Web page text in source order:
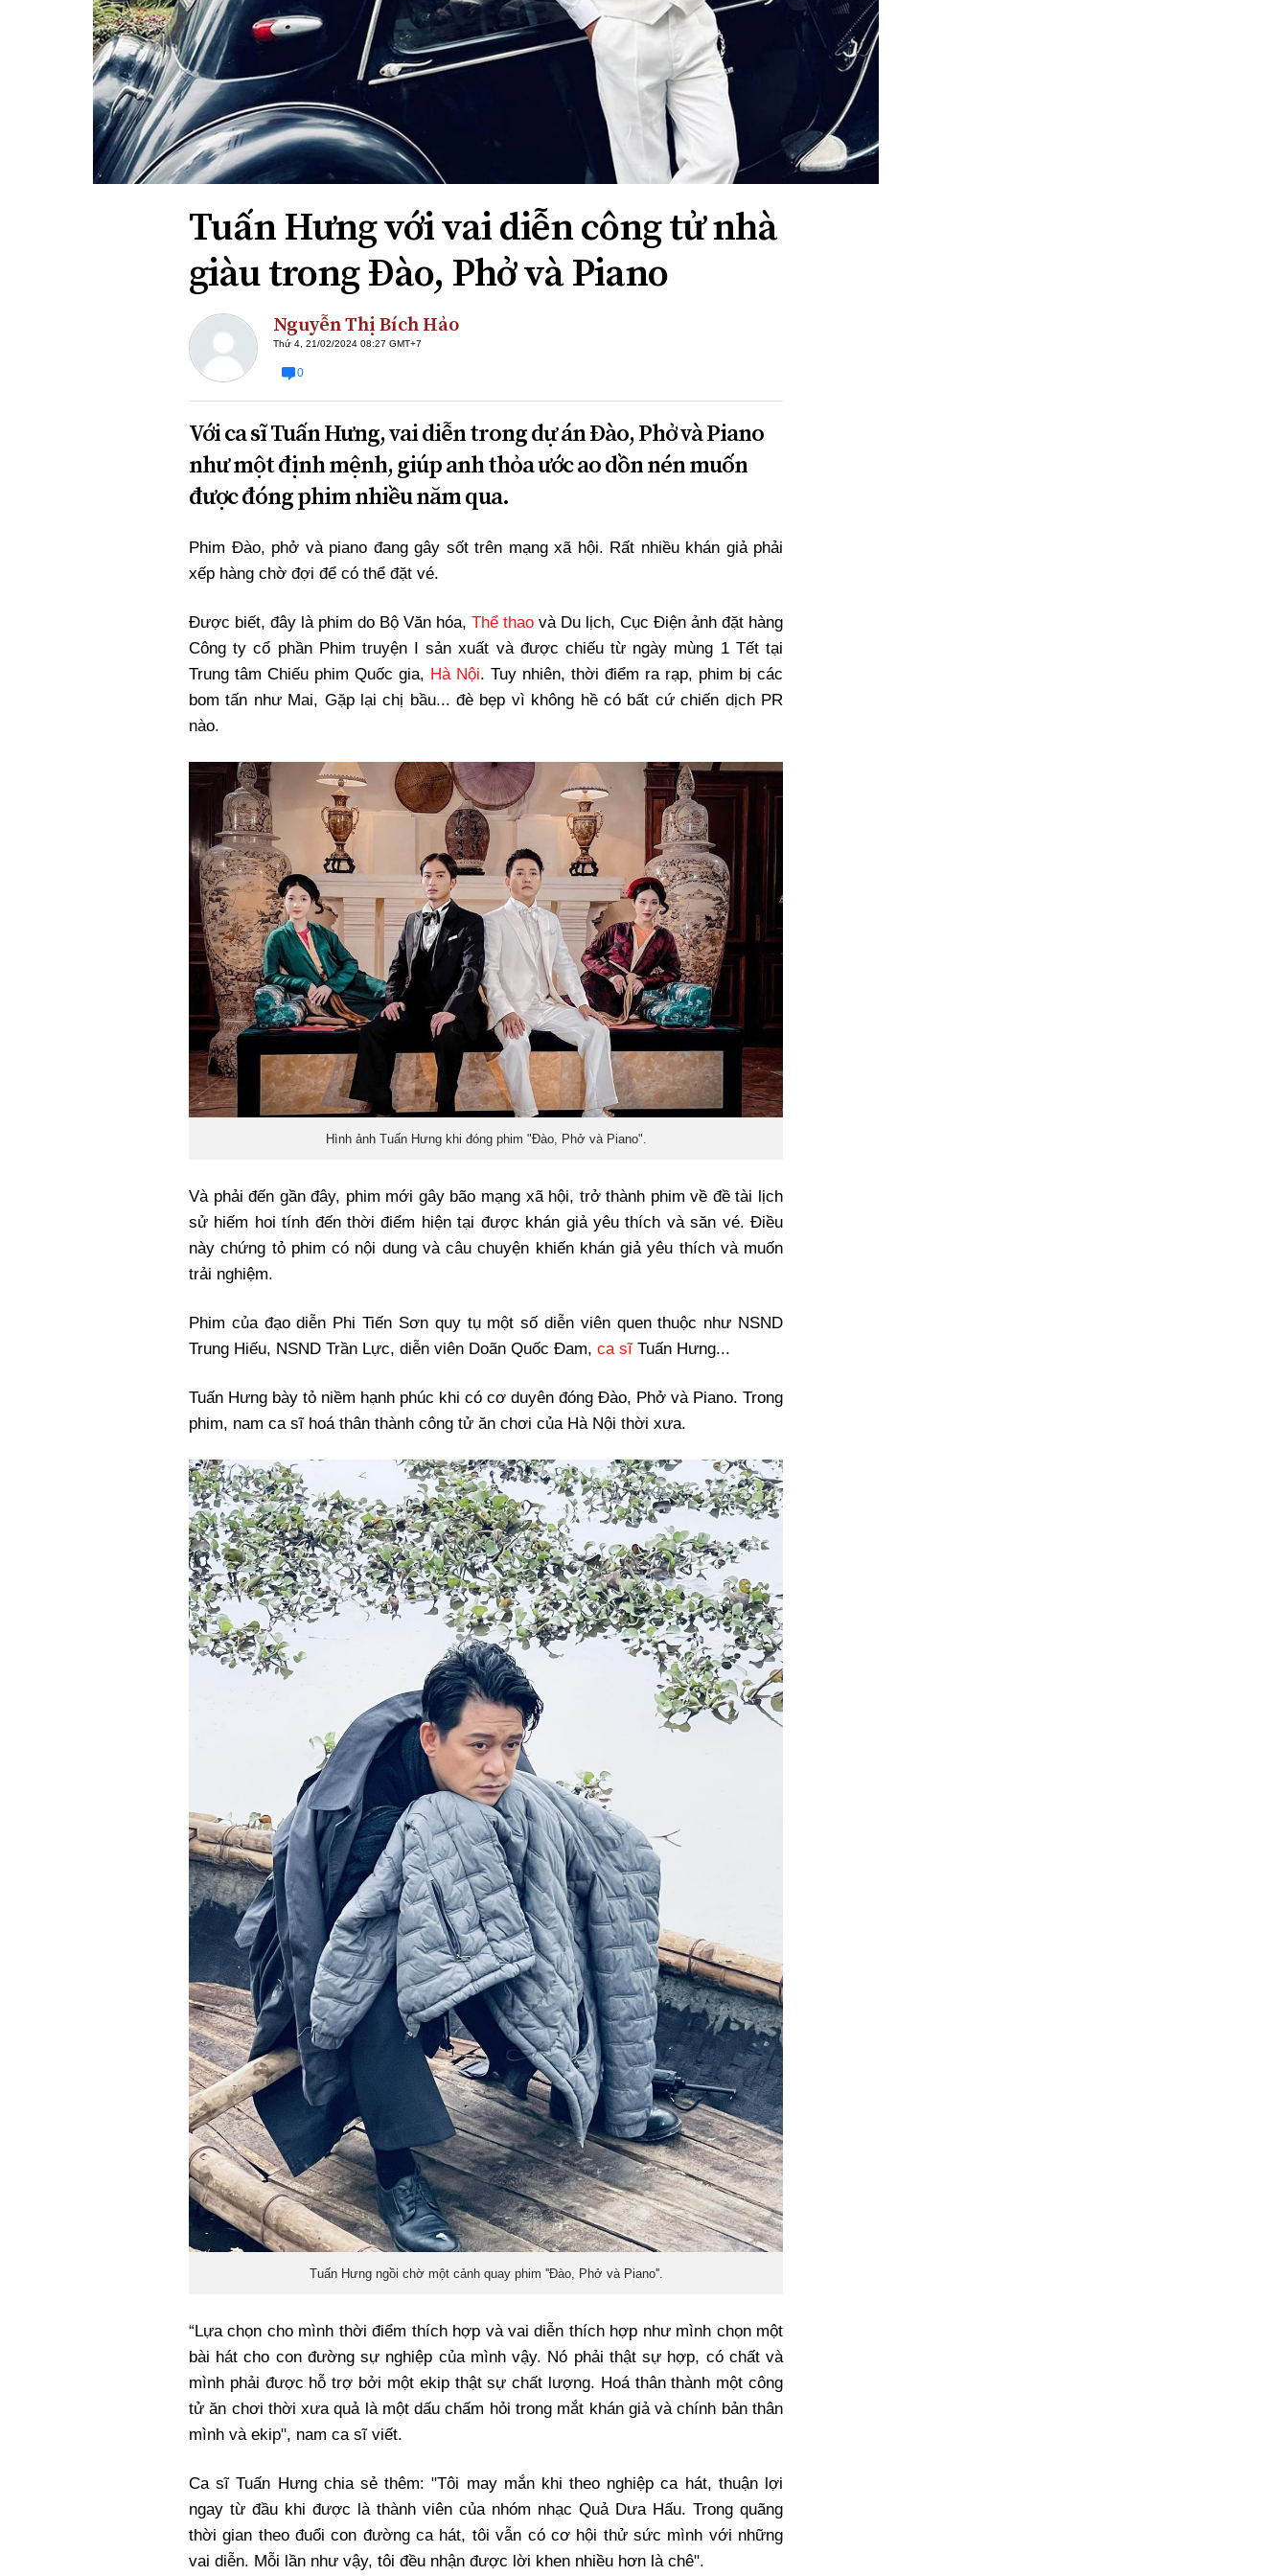
Xi nhan Trái Phải
Bạn đọc viết
Tuấn Hưng với vai diễn công tử nhà
giàu trong Đào, Phở và Piano
Nguyễn Thị Bích Hảo
Thứ 4, 21/02/2024 08:27 GMT+7
0
Với ca sĩ Tuấn Hưng, vai diễn trong dự án Đào, Phở và Piano
như một định mệnh, giúp anh thỏa ước ao dồn nén muốn
được đóng phim nhiều năm qua.
Phim Đào, phở và piano đang gây sốt trên mạng xã hội. Rất nhiều khán giả phải
xếp hàng chờ đợi để có thể đặt vé.
Được biết, đây là phim do Bộ Văn hóa, Thể thao và Du lịch, Cục Điện ảnh đặt hàng
Công ty cổ phần Phim truyện I sản xuất và được chiếu từ ngày mùng 1 Tết tại
Trung tâm Chiếu phim Quốc gia, Hà Nội. Tuy nhiên, thời điểm ra rạp, phim bị các
bom tấn như Mai, Gặp lại chị bầu... đè bẹp vì không hề có bất cứ chiến dịch PR
nào.
Hình ảnh Tuấn Hưng khi đóng phim "Đào, Phở và Piano".
Và phải đến gần đây, phim mới gây bão mạng xã hội, trở thành phim về đề tài lịch
sử hiếm hoi tính đến thời điểm hiện tại được khán giả yêu thích và săn vé. Điều
này chứng tỏ phim có nội dung và câu chuyện khiến khán giả yêu thích và muốn
trải nghiệm.
Phim của đạo diễn Phi Tiến Sơn quy tụ một số diễn viên quen thuộc như NSND
Trung Hiếu, NSND Trần Lực, diễn viên Doãn Quốc Đam, ca sĩTuấn Hưng...
Tuấn Hưng bày tỏ niềm hạnh phúc khi có cơ duyên đóng Đào, Phở và Piano. Trong
phim, nam ca sĩ hoá thân thành công tử ăn chơi của Hà Nội thời xưa.
Tuấn Hưng ngồi chờ một cảnh quay phim ''Đào, Phở và Piano''.
“Lựa chọn cho mình thời điểm thích hợp và vai diễn thích hợp như mình chọn một
bài hát cho con đường sự nghiệp của mình vậy. Nó phải thật sự hợp, có chất và
mình phải được hỗ trợ bởi một ekip thật sự chất lượng. Hoá thân thành một công
tử ăn chơi thời xưa quả là một dấu chấm hỏi trong mắt khán giả và chính bản thân
mình và ekip", nam ca sĩ viết.
Ca sĩ Tuấn Hưng chia sẻ thêm: "Tôi may mắn khi theo nghiệp ca hát, thuận lợi
ngay từ đầu khi được là thành viên của nhóm nhạc Quả Dưa Hấu. Trong quãng
thời gian theo đuổi con đường ca hát, tôi vẫn có cơ hội thử sức mình với những
vai diễn. Mỗi lần như vậy, tôi đều nhận được lời khen nhiều hơn là chê".